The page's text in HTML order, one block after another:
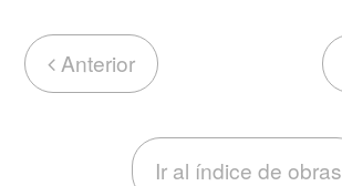
Anterior
Ir al índice de obras